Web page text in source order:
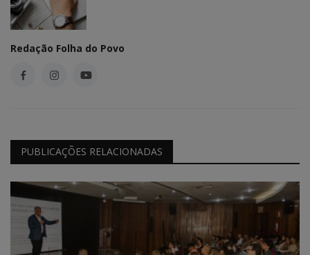
Redação Folha do Povo
PUBLICAÇÕES RELACIONADAS